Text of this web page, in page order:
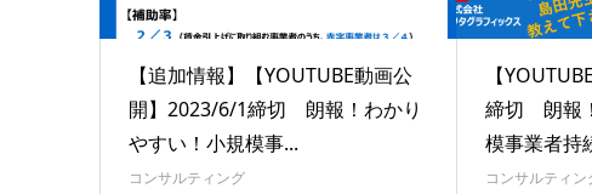
【追加情報】【YOUTUBE動画公
開】2023/6/1締切 朗報！わかり
やすい！小規模事...
コンサルティング
【
締切 朗報
模事業者持
コンサルティン